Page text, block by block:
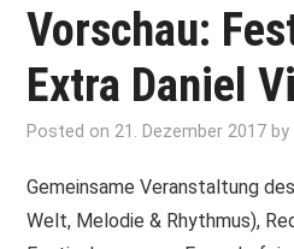
Vorschau:
Extra Daniel
Posted on21. Dezember 2017 by
Gemeinsame Veranstaltung
Welt, Melodie & Rhythmus),